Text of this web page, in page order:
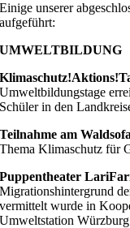
Einige unserer
aufgeführt:
UMWELTBILDUNG
Umweltbildungstage
Schüler in den
Teilnahme am
Thema Klimaschutz für
Puppentheater
Migrationshintergrund
vermittelt wurde in
Umweltstation